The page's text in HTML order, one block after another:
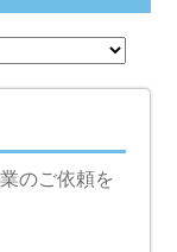
のご依頼を